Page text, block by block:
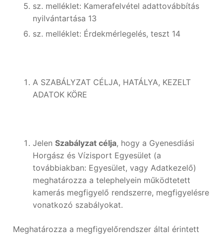
sz. melléklet: Kamerafelvétel adattovábbítás
nyilvántartása 13
sz. melléklet: Érdekmérlegelés, teszt 14
A SZABÁLYZAT CÉLJA, HATÁLYA, KEZELT
ADATOK KÖRE
Jelen Szabályzat célja, hogy a Gyenesdiási
Horgász és Vízisport Egyesület (a
továbbiakban: Egyesület, vagy Adatkezelő)
meghatározza a telephelyein működtetett
kamerás megfigyelő rendszerre, megfigyelésre
vonatkozó szabályokat.
Meghatározza a megfigyelőrendszer által érintett